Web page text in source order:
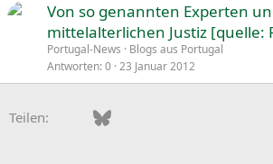
Von so genannten Experten
mittelalterlichen Justiz [quelle:
Portugal-News
Blogs aus Portugal
Antworten 0 23 Januar 2012
Teilen: FacebookBluesky